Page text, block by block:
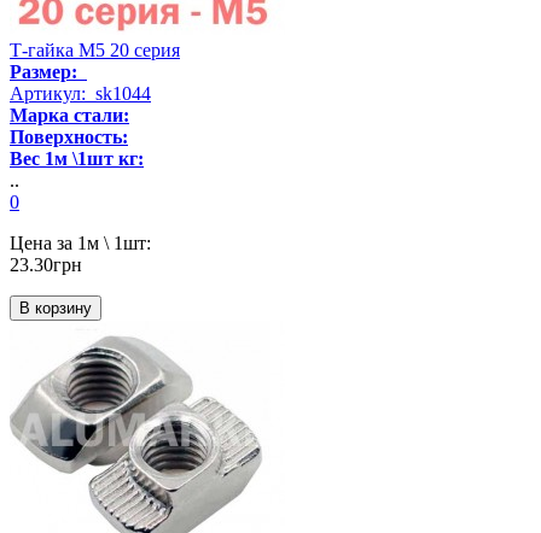
Т-гайка М5 20 серия
Размер:
Артикул: sk1044
Марка стали:
Поверхность:
Вес 1м \1шт кг:
..
0
Цена за 1м \ 1шт:
23.30грн
В корзину